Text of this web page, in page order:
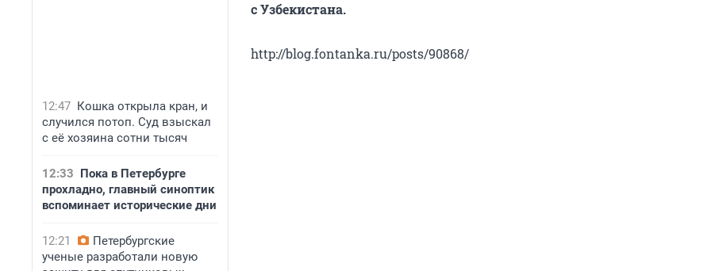
12:47 Кошка открыла кран, и
случился потоп. Суд взыскал
с её хозяина сотни тысяч
12:33 Пока в Петербурге
прохладно, главный синоптик
вспоминает исторические дни
12:21
Петербургские
ученые разработали новую
с Узбекистана.
http://blog.fontanka.ru/posts/90868/